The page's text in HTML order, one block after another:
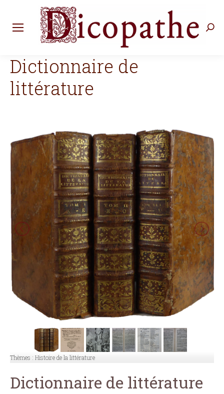
Dictionnaire de
littérature
Thèmes : Histoire de la littérature
Dictionnaire de littérature